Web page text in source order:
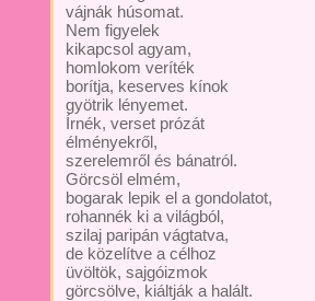
vájnák húsomat.
Nem figyelek
kikapcsol agyam,
homlokom veríték
borítja, keserves kínok
gyötrik lényemet.
Írnék, verset prózát
élményekről,
szerelemről és bánatról.
Görcsöl elmém,
bogarak lepik el a gondolatot,
rohannék ki a világból,
szilaj paripán vágtatva,
de közelítve a célhoz
üvöltök, sajgóizmok
görcsölve, kiáltják a halált.